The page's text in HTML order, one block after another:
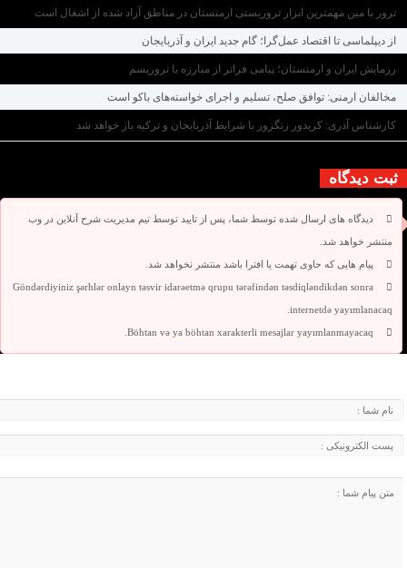
ترور با مین مهمترین ابزار تروریستی ارمنستان در مناطق آزاد شده از اشغال است
از دیپلماسی تا اقتصاد عمل‌گرا؛ گام جدید ایران و آذربایجان
رزمایش ایران و ارمنستان؛ پیامی فراتر از مبارزه با تروریسم
مخالفان ارمنی: توافق صلح، تسلیم و اجرای خواسته‌های باکو است
کارشناس آذری: کریدور زنگزور با شرایط آذربایجان و ترکیه باز خواهد شد
ثبت دیدگاه
دیدگاه های ارسال شده توسط شما، پس از تایید توسط تیم مدیریت شرح آنلاین در وب
منتشر خواهد شد.
پیام هایی که حاوی تهمت یا افترا باشد منتشر نخواهد شد.
Göndərdiyiniz şərhlər onlayn təsvir idarəetmə qrupu tərəfindən təsdiqləndikdən sonra
internetdə yayımlanacaq.
Böhtan və ya böhtan xarakterli mesajlar yayımlanmayacaq.